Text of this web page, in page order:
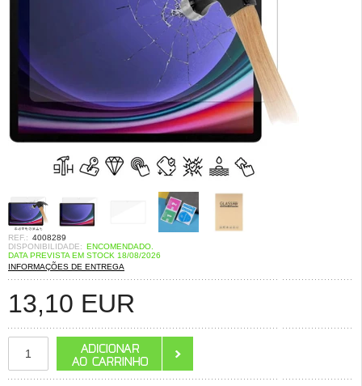
REF.: 4008289
DISPONIBILIDADE: ENCOMENDADO.
DATA PREVISTA EM STOCK 18/08/2026
INFORMAÇÕES DE ENTREGA
13,10 EUR